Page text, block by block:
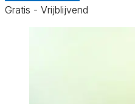
Gratis - Vrijblijvend